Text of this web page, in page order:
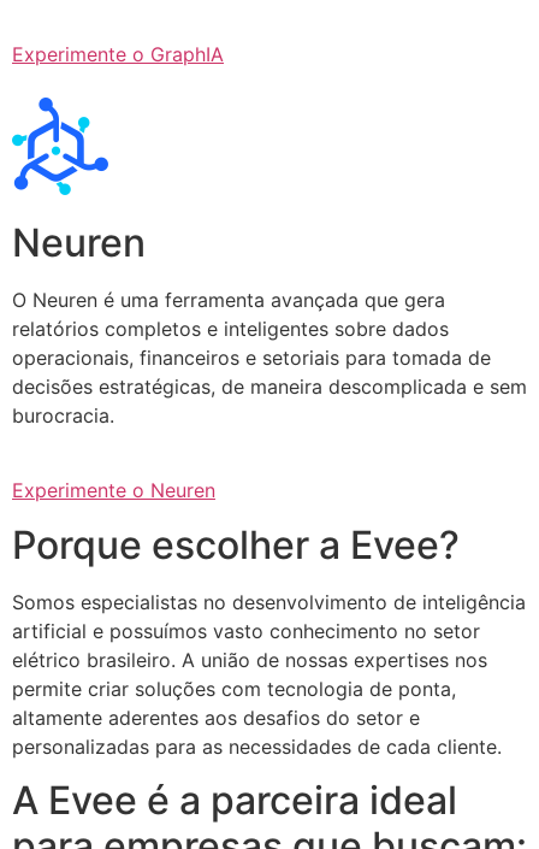
Experimente o GraphIA
Neuren
O Neuren é uma ferramenta avançada que gera
relatórios completos e inteligentes sobre dados
operacionais, financeiros e setoriais para tomada de
decisões estratégicas, de maneira descomplicada e sem
burocracia.
Experimente o Neuren
Porque escolher a Evee?
Somos especialistas no desenvolvimento de inteligência
artificial e possuímos vasto conhecimento no setor
elétrico brasileiro. A união de nossas expertises nos
permite criar soluções com tecnologia de ponta,
altamente aderentes aos desafios do setor e
personalizadas para as necessidades de cada cliente.
A Evee é a parceira ideal